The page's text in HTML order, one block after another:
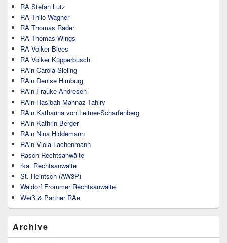
RA Stefan Lutz
RA Thilo Wagner
RA Thomas Rader
RA Thomas Wings
RA Volker Blees
RA Volker Küpperbusch
RAin Carola Sieling
RAin Denise Himburg
RAin Frauke Andresen
RAin Hasibah Mahnaz Tahiry
RAin Katharina von Leitner-Scharfenberg
RAin Kathrin Berger
RAin Nina Hiddemann
RAin Viola Lachenmann
Rasch Rechtsanwälte
rka. Rechtsanwälte
St. Heintsch (AW3P)
Waldorf Frommer Rechtsanwälte
Weiß & Partner RAe
Archive